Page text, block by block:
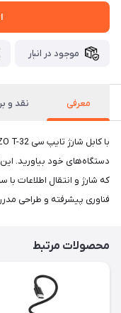
موجود در انبار
معرفی نقد و
دستگاه‌های خود بیاورید.
که شارژ و انتقال اطلاعات
فناوری پیشرفته و طراحی
محصولات مرتبط